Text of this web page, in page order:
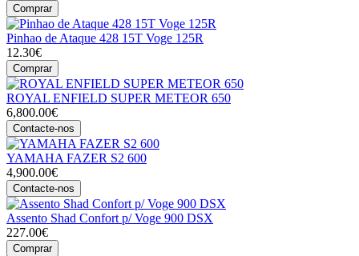
Comprar
Pinhao de Ataque 428 15T Voge 125R
12.30€
Comprar
ROYAL ENFIELD SUPER METEOR 650
6,800.00€
Contacte-nos
YAMAHA FAZER S2 600
4,900.00€
Contacte-nos
Assento Shad Confort p/ Voge 900 DSX
227.00€
Comprar